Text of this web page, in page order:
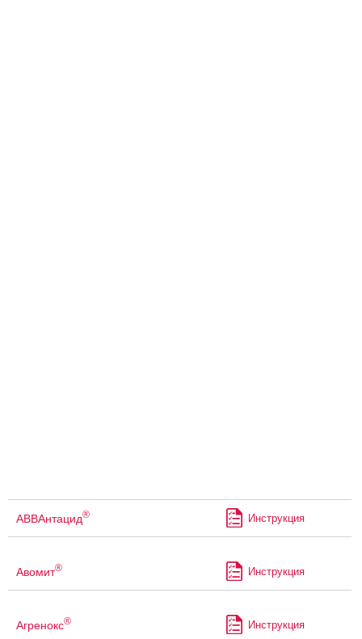
АВВАнтацид® Инструкция
Авомит® Инструкция
Агренокс® Инструкция